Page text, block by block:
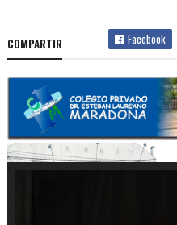
COMPARTIR Facebook